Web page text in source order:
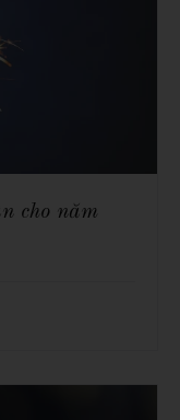
cho năm